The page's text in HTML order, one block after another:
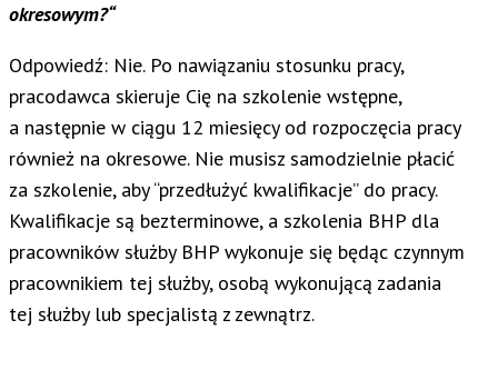
okresowym?“
Odpowiedź: Nie. Po nawiązaniu stosunku pracy,
pracodawca skieruje Cię na szkolenie wstępne,
a następnie w ciągu 12 miesięcy od rozpoczęcia pracy
również na okresowe. Nie musisz samodzielnie płacić
za szkolenie, aby “przedłużyć kwalifikacje” do pracy.
Kwalifikacje są bezterminowe, a szkolenia BHP dla
pracowników służby BHP wykonuje się będąc czynnym
pracownikiem tej służby, osobą wykonującą zadania
tej służby lub specjalistą z zewnątrz.